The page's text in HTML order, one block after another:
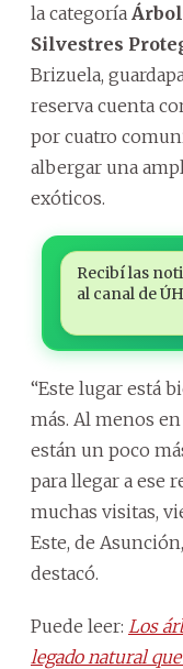
la categoría
Silvestres
Brizuela,
reserva cuenta
por cuatro
albergar una
exóticos.
Recibí las
al canal de
“Este lugar está
más. Al menos
están un poco
para llegar a ese
muchas visitas,
Este, de
destacó.
Puede leer: Los
legado natural